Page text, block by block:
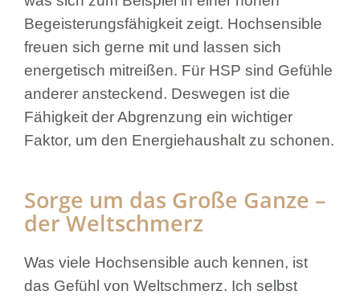
Begeisterungsfähigkeit zeigt. Hochsensible
freuen sich gerne mit und lassen sich
energetisch mitreißen. Für HSP sind Gefühle
anderer ansteckend. Deswegen ist die
Fähigkeit der Abgrenzung ein wichtiger
Faktor, um den Energiehaushalt zu schonen.
Sorge um das Große Ganze –
der Weltschmerz
Was viele Hochsensible auch kennen, ist
das Gefühl von Weltschmerz. Ich selbst